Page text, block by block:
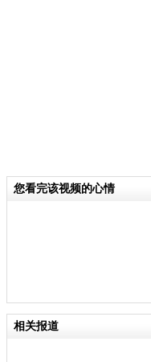
您看完该视频的心情
相关报道